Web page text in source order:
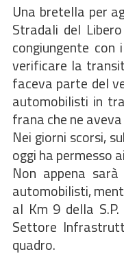
Una bretella per
Stradali del
congiungente
verificare la
faceva parte del
automobilisti in
frana che ne
Nei giorni scorsi,
oggi ha permesso
Non appena
automobilisti,
al Km 9 della
Settore
quadro.